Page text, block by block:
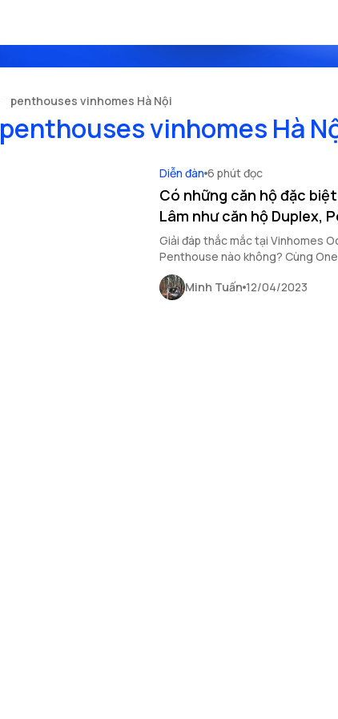
penthouses vinhomes Hà Nội
penthouses vinhomes Hà
Diễn đàn 6 phút đọc
Có những căn hộ đặc
Lâm như căn hộ Duplex,
Giải đáp thắc mắc tại Vinhomes
Minh Tuấn 12/04/2023